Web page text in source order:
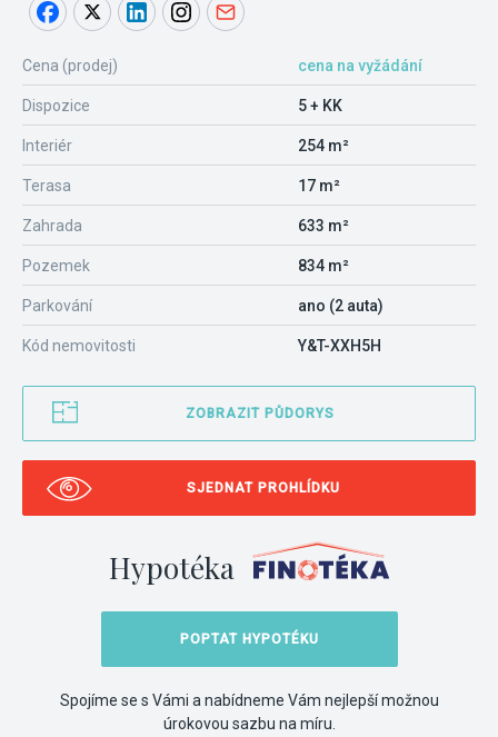
Cena (prodej) cena na vyžádání
Dispozice 5 + KK
Interiér 254 m²
Terasa 17 m²
Zahrada 633 m²
Pozemek 834 m²
Parkování ano (2 auta)
Kód nemovitosti Y&T-XXH5H
ZOBRAZIT PŮDORYS
SJEDNAT PROHLÍDKU
Hypotéka
POPTAT HYPOTÉKU
Spojíme se s Vámi a nabídneme Vám nejlepší možnou
úrokovou sazbu na míru.